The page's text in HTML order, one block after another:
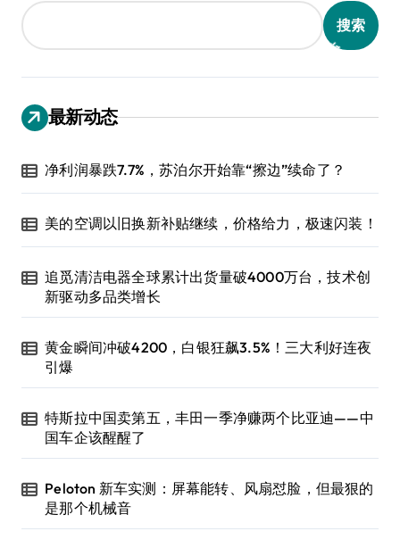
搜索
最新动态
净利润暴跌7.7%，苏泊尔开始靠“擦边”续命了？
美的空调以旧换新补贴继续，价格给力，极速闪装！
追觅清洁电器全球累计出货量破4000万台，技术创
新驱动多品类增长
黄金瞬间冲破4200，白银狂飙3.5%！三大利好连夜
引爆
特斯拉中国卖第五，丰田一季净赚两个比亚迪——中
国车企该醒醒了
Peloton 新车实测：屏幕能转、风扇怼脸，但最狠的
是那个机械音